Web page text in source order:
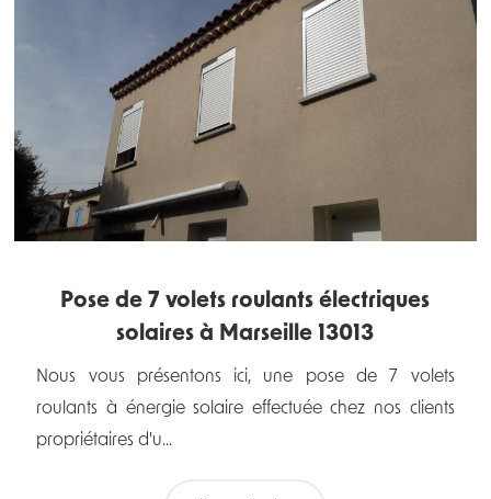
Pose de 7 volets roulants électriques
solaires à Marseille 13013
Nous vous présentons ici, une pose de 7 volets
roulants à énergie solaire effectuée chez nos clients
propriétaires d'u...